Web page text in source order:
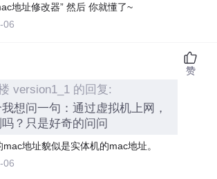
地址修改器” 然后 你就懂了~
06
version1_1 的回复:
想问一句：通过虚拟机上网，
？只是好奇的问问
mac地址貌似是实体机的mac地址。
06
赞